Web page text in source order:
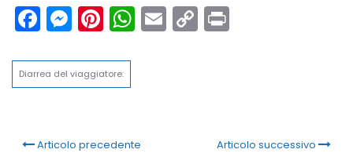
Facebook
Messenger
Pinterest
WhatsApp
Email
Copy
Link
Diarrea del viaggiatore:
Articolo precedente Articolo successivo